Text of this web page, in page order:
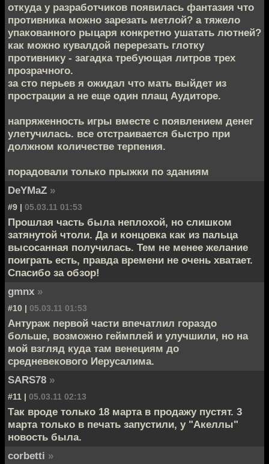
откуда у разработчиков появилась фантазия что
противника можно зарезать метлой? а тяжело
упакованного рыцаря конкретно ушатать лютней?
как можно кувалдой перерезать глотку
противнику - загадка требующая литров трех
прозрачного.
за сто перьев я ожидал что мать выйдет из
прострации а не еще один плащ Аудиторе.
напряженность игры вместе с появлением денег
улетучилась. все отстраивается быстро при
должном количестве терпения.
порадовали только прыжки по зданиям
DeYMaZ »
#9 | 05.03.11 01:53
Прошлая часть была неплохой, но слишком
затянутой чтоли. Да и концовка как из пальца
высосанная получилась. Тем не менее желание
поиграть есть, правда времени не очень хватает.
Спасибо за обзор!
gmnx »
#10 | 05.03.11 01:53
Антураж первой части впечатлил гораздо
больше, возможно геймплей и улучшили, но на
мой взгляд куда там венециям до
средневекового Иерусалима.
SARS78 »
#11 | 05.03.11 02:13
Так вроде только 18 марта в продажу пустят. 3
марта только в печать запустили, у "Акеллы"
новость была.
corbetti »